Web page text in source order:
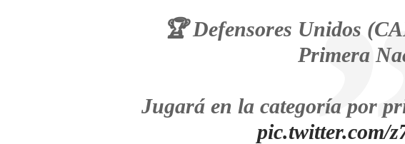
🏆 Defensores Unidos
Primera
Jugará en la categoría por
pic.twitter.com/